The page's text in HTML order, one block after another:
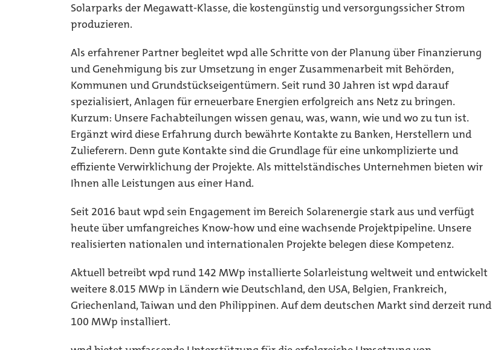
Solarparks der Megawatt-Klasse, die kostengünstig und versorgungssicher Strom
produzieren.
Als erfahrener Partner begleitet wpd alle Schritte von der Planung über Finanzierung
und Genehmigung bis zur Umsetzung in enger Zusammenarbeit mit Behörden,
Kommunen und Grundstückseigentümern. Seit rund 30 Jahren ist wpd darauf
spezialisiert, Anlagen für erneuerbare Energien erfolgreich ans Netz zu bringen.
Kurzum: Unsere Fachabteilungen wissen genau, was, wann, wie und wo zu tun ist.
Ergänzt wird diese Erfahrung durch bewährte Kontakte zu Banken, Herstellern und
Zulieferern. Denn gute Kontakte sind die Grundlage für eine unkomplizierte und
effiziente Verwirklichung der Projekte. Als mittelständisches Unternehmen bieten wir
Ihnen alle Leistungen aus einer Hand.
Seit 2016 baut wpd sein Engagement im Bereich Solarenergie stark aus und verfügt
heute über umfangreiches Know-how und eine wachsende Projektpipeline. Unsere
realisierten nationalen und internationalen Projekte belegen diese Kompetenz.
Aktuell betreibt wpd rund 142 MWp installierte Solarleistung weltweit und entwickelt
weitere 8.015 MWp in Ländern wie Deutschland, den USA, Belgien, Frankreich,
Griechenland, Taiwan und den Philippinen. Auf dem deutschen Markt sind derzeit rund
100 MWp installiert.